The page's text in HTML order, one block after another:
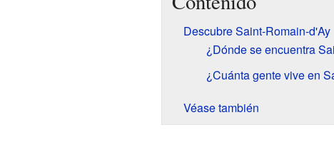
Descubre Saint-Romain-d'Ay
¿Dónde se encuentra
¿Cuánta gente vive en
Véase también